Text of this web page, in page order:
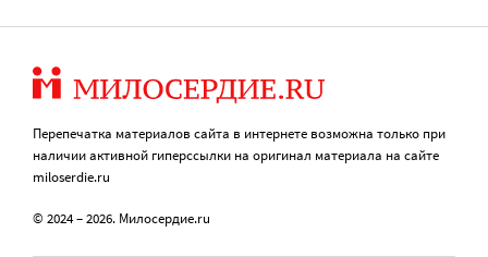
Перепечатка материалов сайта в интернете возможна только при
наличии активной гиперссылки на оригинал материала на сайте
miloserdie.ru
© 2024 – 2026. Милосердие.ru